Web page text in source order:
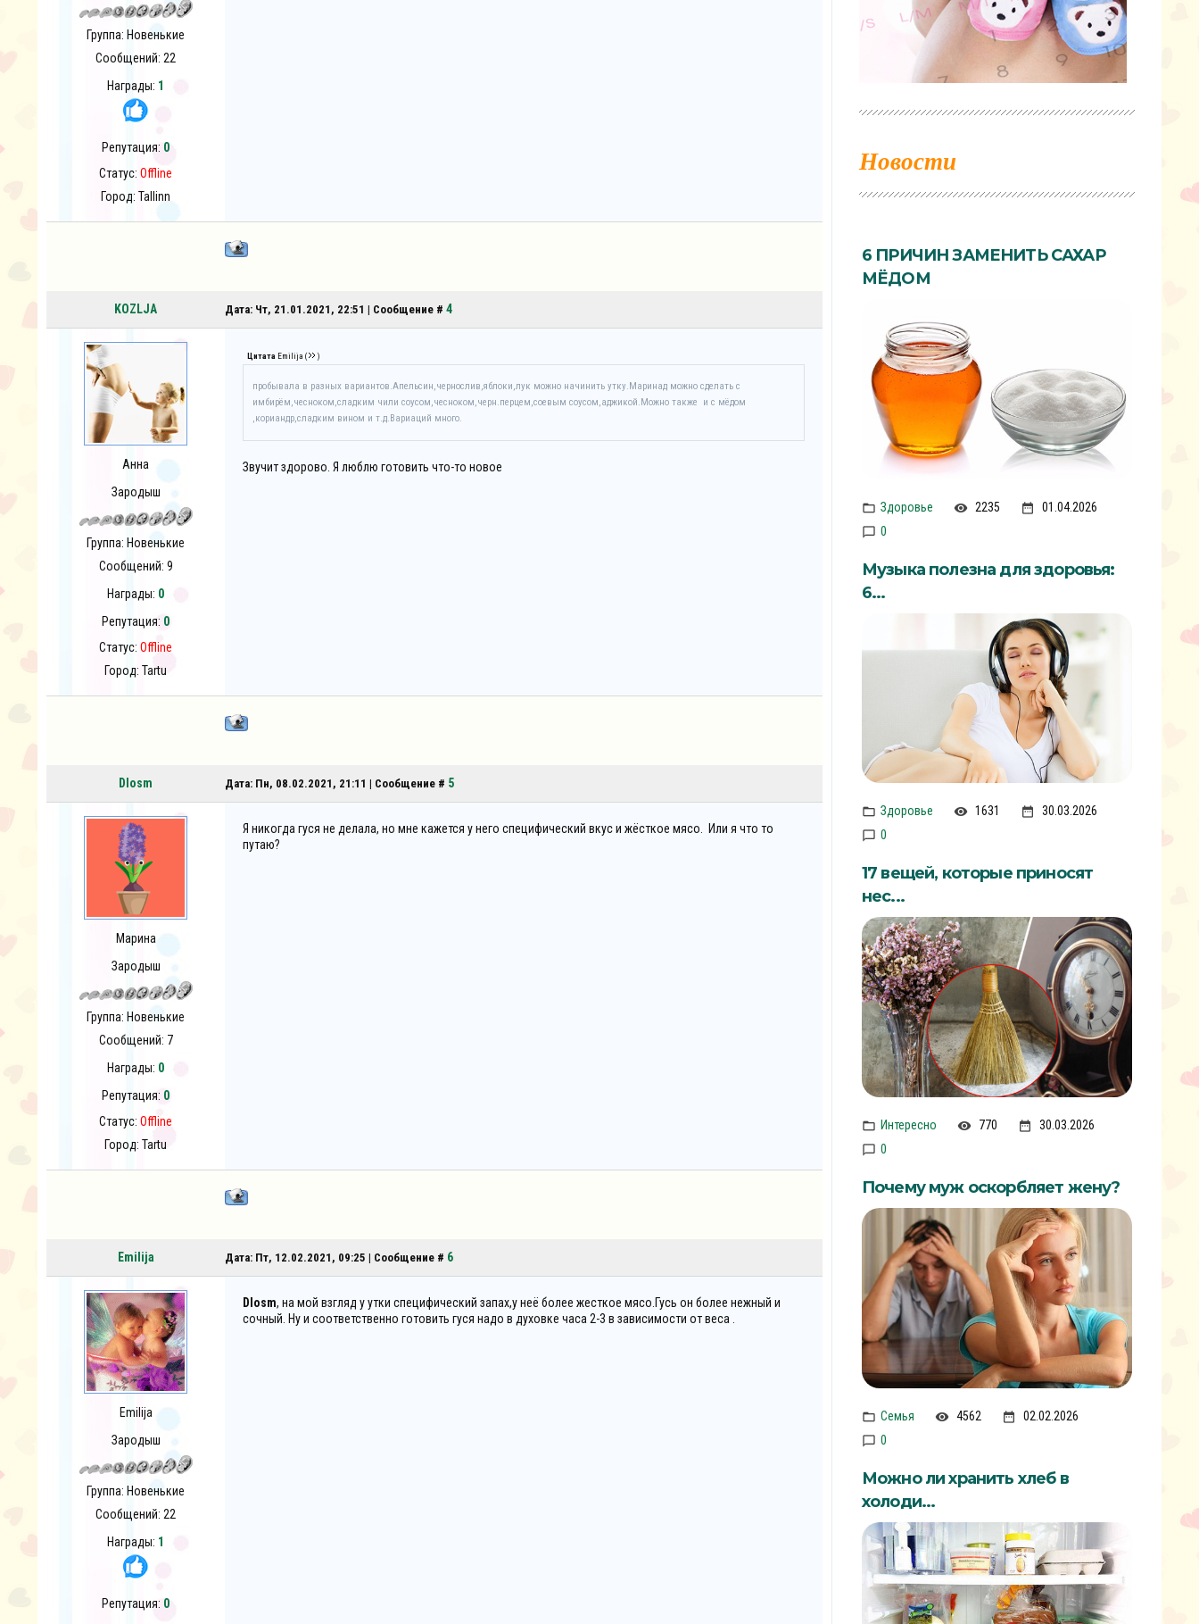
Группа: Новенькие
Сообщений: 22
Награды: 1
Репутация: 0
Статус: Offline
Город: Tallinn
KOZLJA Дата: Чт, 21.01.2021, 22:51 | Сообщение # 4
Анна
Зародыш
Группа: Новенькие
Сообщений: 9
Награды: 0
Репутация: 0
Статус: Offline
Город: Tartu
Цитата Emilija ( )
пробывала в разных вариантов.Апельсин,чернослив,яблоки,лук можно начинить утку.Маринад можно сделать с
имбирём,чесноком,сладким чили соусом,чесноком,черн.перцем,соевым соусом,аджикой.Можно также и с мёдом
,кориандр,сладким вином и т.д.Вариаций много.
Звучит здорово. Я люблю готовить что-то новое
DIosm Дата: Пн, 08.02.2021, 21:11 | Сообщение # 5
Марина
Зародыш
Группа: Новенькие
Сообщений: 7
Награды: 0
Репутация: 0
Статус: Offline
Город: Tartu
Я никогда гуся не делала, но мне кажется у него специфический вкус и жёсткое мясо. Или я что то
путаю?
Emilija Дата: Пт, 12.02.2021, 09:25 | Сообщение # 6
Emilija
Зародыш
Группа: Новенькие
Сообщений: 22
Награды: 1
Репутация: 0
DIosm, на мой взгляд у утки специфический запах,у неё более жесткое мясо.Гусь он более нежный и
сочный. Ну и соответственно готовить гуся надо в духовке часа 2-3 в зависимости от веса .
Новости
6 ПРИЧИН ЗАМЕНИТЬ САХАР
МЁДОМ
Здоровье 2235
01.04.2026
0
Музыка полезна для здоровья:
6...
Здоровье 1631
30.03.2026
0
17 вещей, которые приносят
нес...
Интересно 770
30.03.2026
0
Почему муж оскорбляет жену?
Семья 4562
02.02.2026
0
Можно ли хранить хлеб в
холоди...